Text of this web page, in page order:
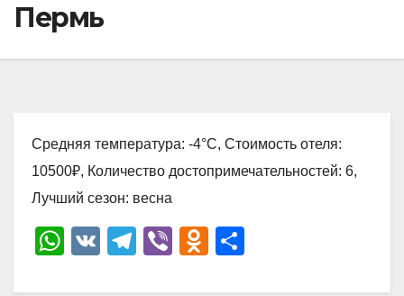
Пермь
Средняя температура: -4°C, Стоимость отеля:
10500₽, Количество достопримечательностей: 6,
Лучший сезон: весна
W
V
T
Vi
O